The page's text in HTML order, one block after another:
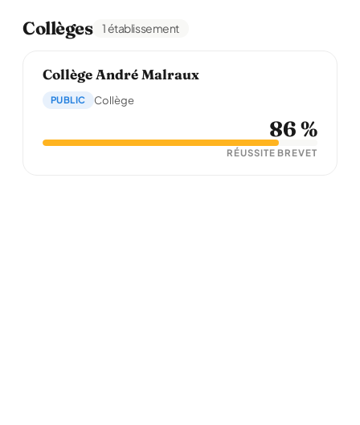
Collèges 1 établissement
Collège André Malraux
PUBLIC Collège
86 %
RÉUSSITE BREVET